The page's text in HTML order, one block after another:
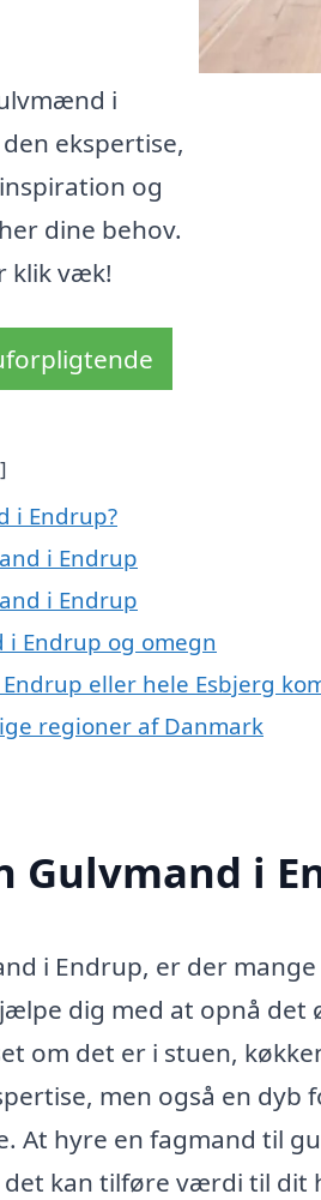
i
ekspertise,
og
dine behov.
klik væk!
i Endrup?
i Endrup
i Endrup
Endrup og omegn
eller hele Esbjerg
regioner af Danmark
i
i Endrup, er der
dig med at opnå det
om det er i stuen,
men også en dyb
At hyre en fagmand til
kan tilføre værdi til dit